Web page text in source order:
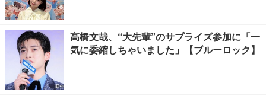
高橋文哉、“大先輩”のサプライズ参加に「一
気に委縮しちゃいました」【ブルーロック】